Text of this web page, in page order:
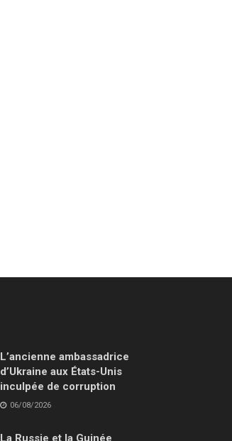
L’ancienne ambassadrice
d’Ukraine aux États-Unis
inculpée de corruption
06/08/2026
La Russie et la Guinée